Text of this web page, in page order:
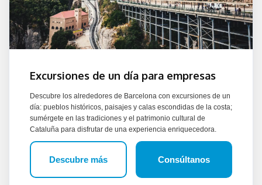
Excursiones de un día para empresas
Descubre los alrededores de Barcelona con excursiones de un
día: pueblos históricos, paisajes y calas escondidas de la costa;
sumérgete en las tradiciones y el patrimonio cultural de
Cataluña para disfrutar de una experiencia enriquecedora.
Descubre más Consúltanos